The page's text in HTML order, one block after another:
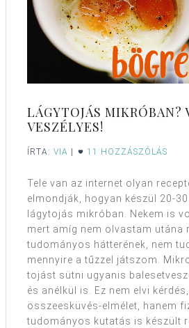
LÁGYTOJÁS MIKRÓBAN?
VESZÉLYES!
ÍRTA: VIA 11 HOZZÁSZÓLÁS
Tele van az internet olyan
elmondják, hogyan készül 20-
lágytojás mikróban. Nekem is
mert amíg nem olvastam utána
tudományos hátterének, nem
mennyire a tűzzel játszom.
tojást sütni ugyanis
és anélkül is. Ez nem elvi
összeesküvés-elmélet, hanem
tudományos kutatás is készült